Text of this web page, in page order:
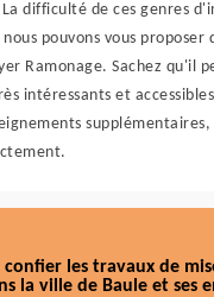
difficulté de ces genres
pouvons vous proposer
Ramonage. Sachez qu'il
intéressants et
les travaux de
la ville de Baule et ses